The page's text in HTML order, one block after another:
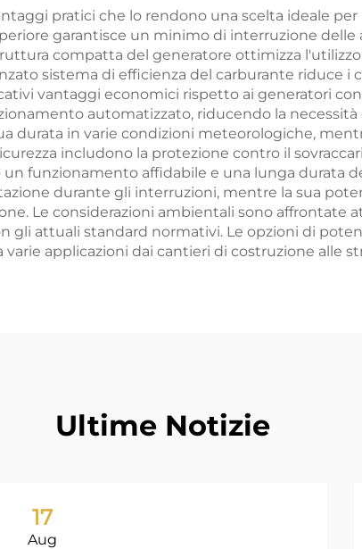
pratici che lo rendono una scelta ideale
garantisce un minimo di interruzione
compatta del generatore ottimizza
sistema di efficienza del carburante riduce i
vantaggi economici rispetto ai generatori
automatizzato, riducendo la necessità
durata in varie condizioni meteorologiche,
includono la protezione contro il
funzionamento affidabile e una lunga durata
durante gli interruzioni, mentre la sua
Le considerazioni ambientali sono affrontate
attuali standard normativi. Le opzioni di
applicazioni dai cantieri di costruzione alle
Ultime Notizie
17
Aug